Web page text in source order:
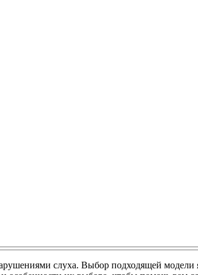
слуха. Выбор подходящей